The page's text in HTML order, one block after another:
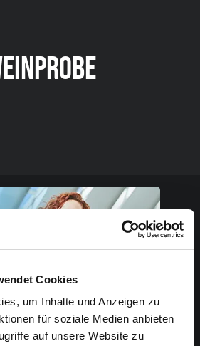
Cookies
um Inhalte und Anzeigen zu
für soziale Medien anbieten
auf unsere Website zu